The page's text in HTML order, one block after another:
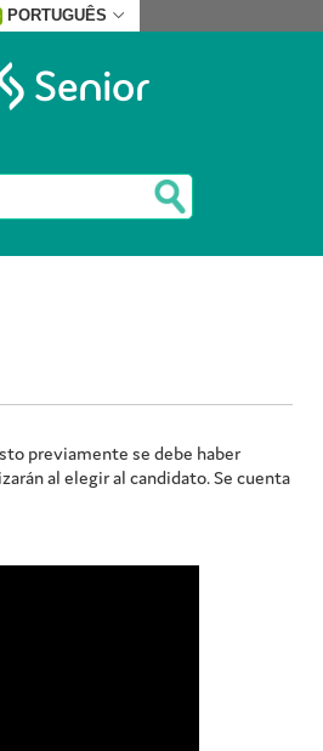
PORTUGUÊS
previamente se debe haber
al elegir al candidato. Se cuenta